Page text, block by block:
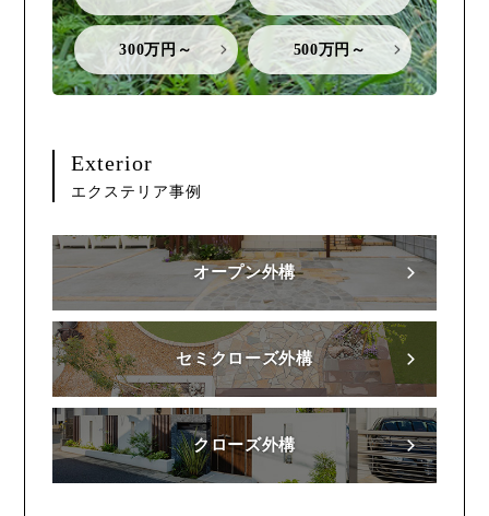
300万円～ 500万円～
Exterior
エクステリア事例
オープン外構
セミクローズ外構
クローズ外構